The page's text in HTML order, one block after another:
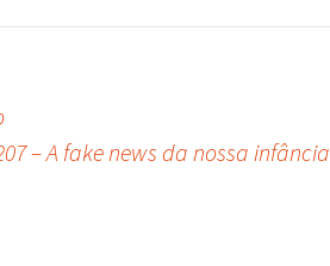
– A fake news da nossa infância